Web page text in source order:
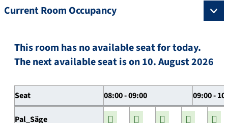
Current Room Occupancy
This room has no available seat for today.
The next available seat is on 10. August 2026
Seat 08:00 - 09:00 09:00 -
Pal_Säge